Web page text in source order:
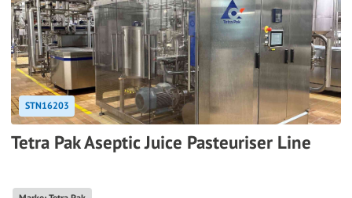
STN16203
Tetra Pak Aseptic Juice Pasteuriser Line